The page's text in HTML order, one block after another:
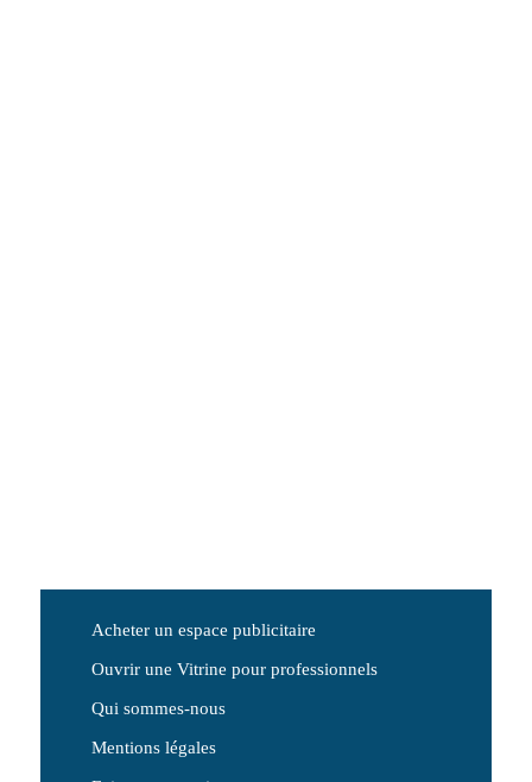
Acheter un espace publicitaire
Ouvrir une Vitrine pour professionnels
Qui sommes-nous
Mentions légales